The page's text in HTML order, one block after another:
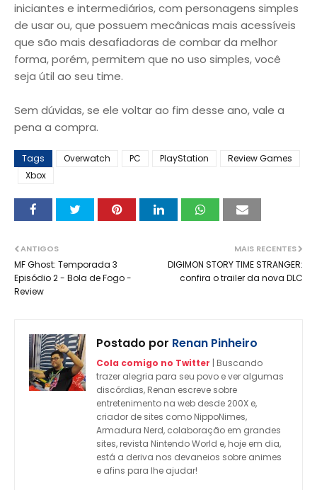
iniciantes e intermediários, com personagens simples
de usar ou, que possuem mecânicas mais acessíveis
que são mais desafiadoras de combar da melhor
forma, porém, permitem que no uso simples, você
seja útil ao seu time.
Sem dúvidas, se ele voltar ao fim desse ano, vale a
pena a compra.
Tags Overwatch PC PlayStation
Review Games
Xbox
MAIS RECENTES
DIGIMON STORY TIME STRANGER:
confira o trailer da nova DLC
ANTIGOS
MF Ghost: Temporada 3
Episódio 2 - Bola de Fogo -
Review
Postado por Renan Pinheiro
Cola comigo no Twitter | Buscando
trazer alegria para seu povo e ver algumas
discórdias, Renan escreve sobre
entretenimento na web desde 200X e,
criador de sites como NippoNimes,
Armadura Nerd, colaboração em grandes
sites, revista Nintendo World e, hoje em dia,
está a deriva nos devaneios sobre animes
e afins para lhe ajudar!